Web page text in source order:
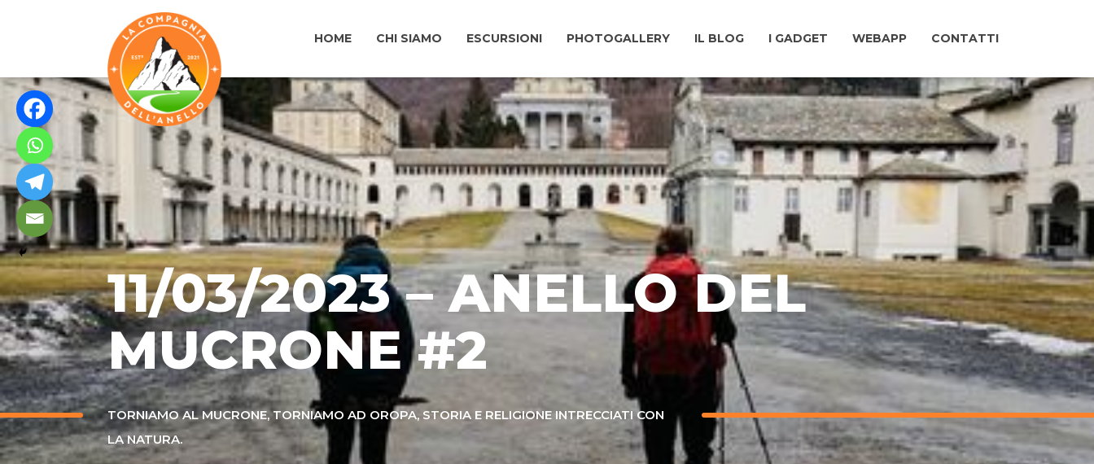
HOME CHI SIAMO ESCURSIONI PHOTOGALLERY IL BLOG I GADGET WEBAPP CONTATTI
11/03/2023 – ANELLO DEL
MUCRONE #2
TORNIAMO AL MUCRONE, TORNIAMO AD OROPA, STORIA E RELIGIONE INTRECCIATI CON
LA NATURA.